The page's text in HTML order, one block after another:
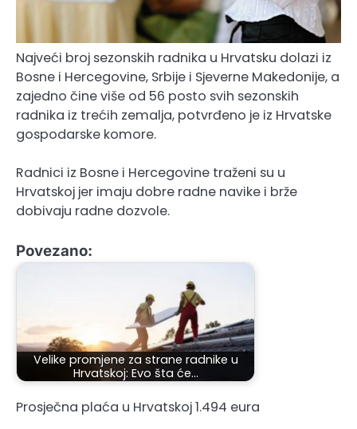
Najveći broj sezonskih radnika u Hrvatsku dolazi iz
Bosne i Hercegovine, Srbije i Sjeverne Makedonije, a
zajedno čine više od 56 posto svih sezonskih
radnika iz trećih zemalja, potvrđeno je iz Hrvatske
gospodarske komore.
Radnici iz Bosne i Hercegovine traženi su u
Hrvatskoj jer imaju dobre radne navike i brže
dobivaju radne dozvole.
Povezano:
Velike promjene za strane radnike u
Hrvatskoj: Evo šta će…
Prosječna plaća u Hrvatskoj 1.494 eura